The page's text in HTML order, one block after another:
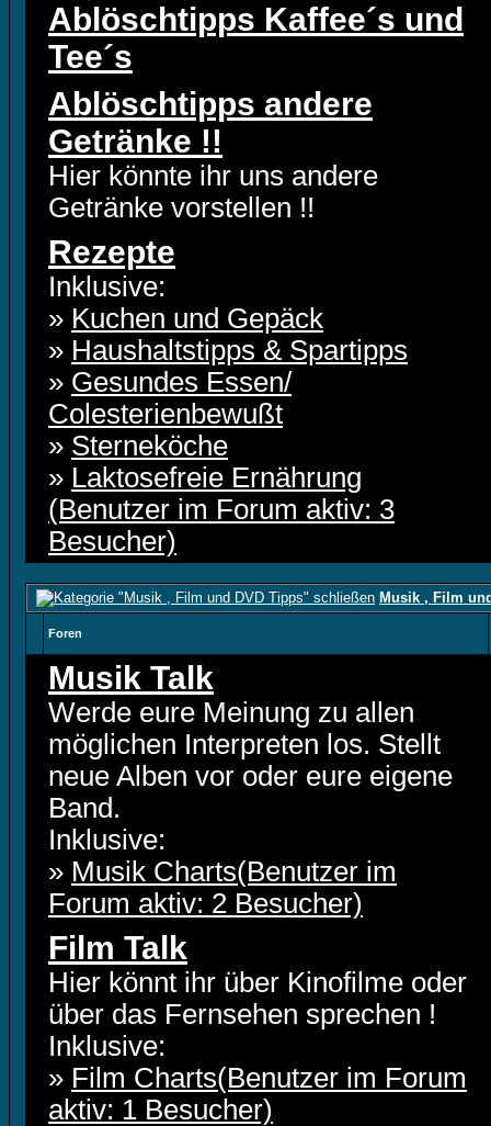
Ablöschtipps Kaffee´s und
Tee´s
Ablöschtipps andere
Getränke !!
Hier könnte ihr uns andere
Getränke vorstellen !!
Rezepte
Inklusive:
» Kuchen und Gepäck
» Haushaltstipps & Spartipps
» Gesundes Essen/
Colesterienbewußt
» Sterneköche
» Laktosefreie Ernährung
(Benutzer im Forum aktiv: 3
Besucher)
Musik , Film
Foren
Musik Talk
Werde eure Meinung zu allen
möglichen Interpreten los. Stellt
neue Alben vor oder eure eigene
Band.
Inklusive:
» Musik Charts(Benutzer im
Forum aktiv: 2 Besucher)
Film Talk
Hier könnt ihr über Kinofilme oder
über das Fernsehen sprechen !
Inklusive:
» Film Charts(Benutzer im Forum
aktiv: 1 Besucher)